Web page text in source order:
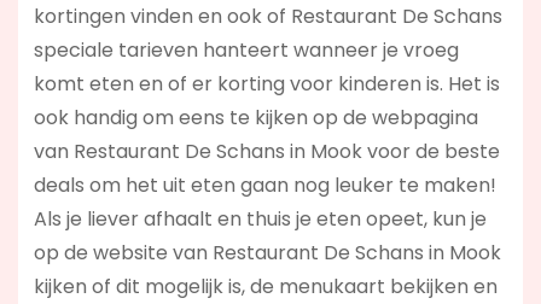
kortingen vinden en ook of Restaurant De Schans
speciale tarieven hanteert wanneer je vroeg
komt eten en of er korting voor kinderen is. Het is
ook handig om eens te kijken op de webpagina
van Restaurant De Schans in Mook voor de beste
deals om het uit eten gaan nog leuker te maken!
Als je liever afhaalt en thuis je eten opeet, kun je
op de website van Restaurant De Schans in Mook
kijken of dit mogelijk is, de menukaart bekijken en